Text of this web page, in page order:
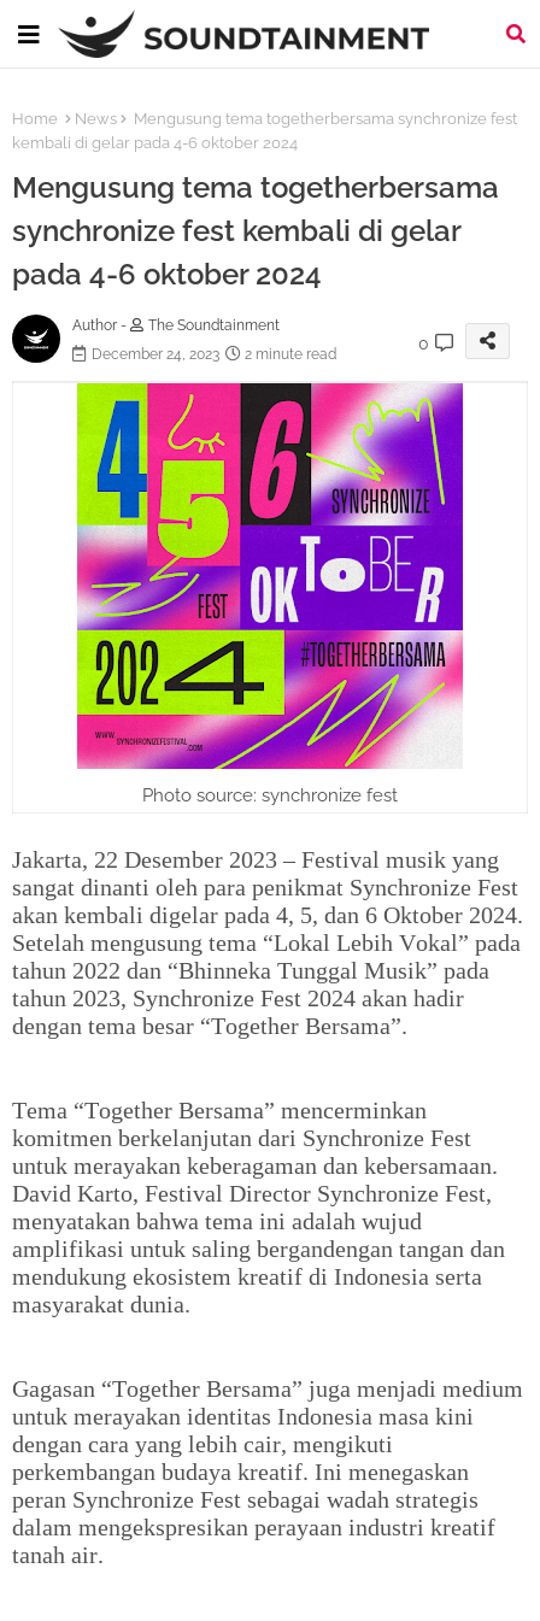
Home News
Mengusung tema togetherbersama synchronize fest
kembali di gelar pada 4-6 oktober 2024
Mengusung tema togetherbersama
synchronize fest kembali di gelar
pada 4-6 oktober 2024
Author -
The Soundtainment
December 24, 2023
2 minute read
0
Photo source: synchronize fest
Jakarta, 22 Desember 2023 – Festival musik yang
sangat dinanti oleh para penikmat Synchronize Fest
akan kembali digelar pada 4, 5, dan 6 Oktober 2024.
Setelah mengusung tema “Lokal Lebih Vokal” pada
tahun 2022 dan “Bhinneka Tunggal Musik” pada
tahun 2023, Synchronize Fest 2024 akan hadir
dengan tema besar “Together Bersama”.
Tema “Together Bersama” mencerminkan
komitmen berkelanjutan dari Synchronize Fest
untuk merayakan keberagaman dan kebersamaan.
David Karto, Festival Director Synchronize Fest,
menyatakan bahwa tema ini adalah wujud
amplifikasi untuk saling bergandengan tangan dan
mendukung ekosistem kreatif di Indonesia serta
masyarakat dunia.
Gagasan “Together Bersama” juga menjadi medium
untuk merayakan identitas Indonesia masa kini
dengan cara yang lebih cair, mengikuti
perkembangan budaya kreatif. Ini menegaskan
peran Synchronize Fest sebagai wadah strategis
dalam mengekspresikan perayaan industri kreatif
tanah air.